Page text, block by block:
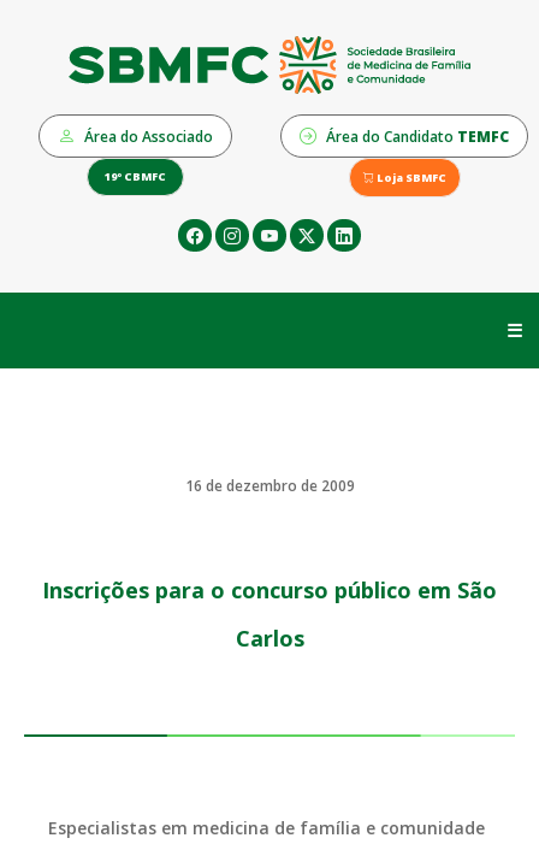
Área do Associado Área do Candidato TEMFC
19º CBMFC Loja SBMFC
☰
16 de dezembro de 2009
Inscrições para o concurso público em São
Carlos
Especialistas em medicina de família e comunidade